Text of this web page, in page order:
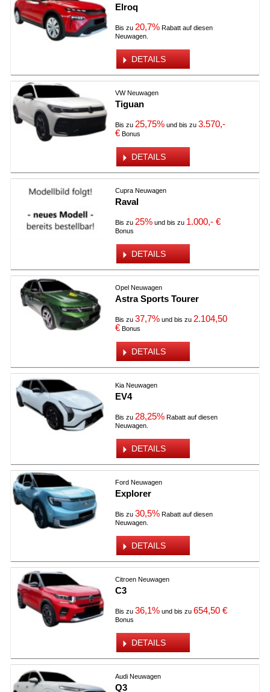
Elroq
Bis zu 20,7%Rabatt auf diesen
Neuwagen.
DETAILS
VW Neuwagen
Tiguan
Bis zu 25,75%und bis zu 3.570,-
€Bonus
DETAILS
Cupra Neuwagen
Raval
Bis zu 25%und bis zu 1.000,- €
Bonus
DETAILS
Opel Neuwagen
Astra Sports Tourer
Bis zu 37,7%und bis zu 2.104,50
€Bonus
DETAILS
Kia Neuwagen
EV4
Bis zu 28,25%Rabatt auf diesen
Neuwagen.
DETAILS
Ford Neuwagen
Explorer
Bis zu 30,5%Rabatt auf diesen
Neuwagen.
DETAILS
Citroen Neuwagen
C3
Bis zu 36,1%und bis zu 654,50 €
Bonus
DETAILS
Audi Neuwagen
Q3